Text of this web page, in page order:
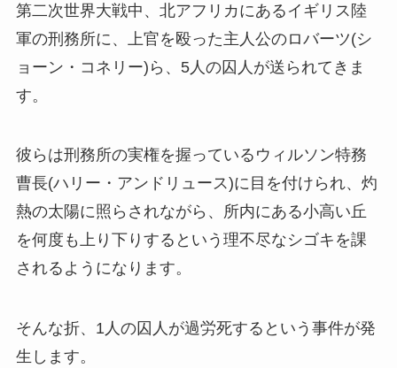
第二次世界大戦中、北アフリカにあるイギリス陸
軍の刑務所に、上官を殴った主人公のロバーツ(シ
ョーン・コネリー)ら、5人の囚人が送られてきま
す。
彼らは刑務所の実権を握っているウィルソン特務
曹長(ハリー・アンドリュース)に目を付けられ、灼
熱の太陽に照らされながら、所内にある小高い丘
を何度も上り下りするという理不尽なシゴキを課
されるようになります。
そんな折、1人の囚人が過労死するという事件が発
生します。